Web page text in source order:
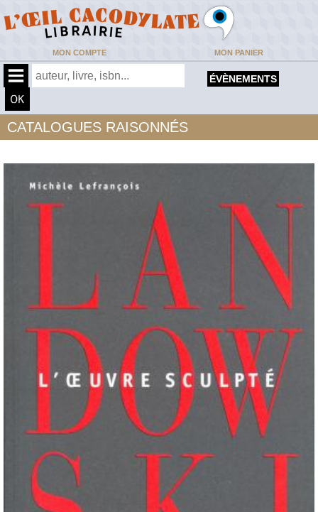
MON COMPTE MON PANIER
ÉVÈNEMENTS
CATALOGUES RAISONNÉS